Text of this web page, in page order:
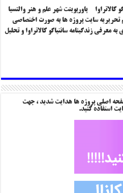
کالاتراوا پاورپوینت شهر علم و هنر والنسیا
تیم تحریریه سایت پروژه ها به صورت اختصاصی
زندگینامه سانتیاگو کالاتراوا و تحلیل
اصلی پروژه ها هدایت شدید ، جهت
استفاده کنید.